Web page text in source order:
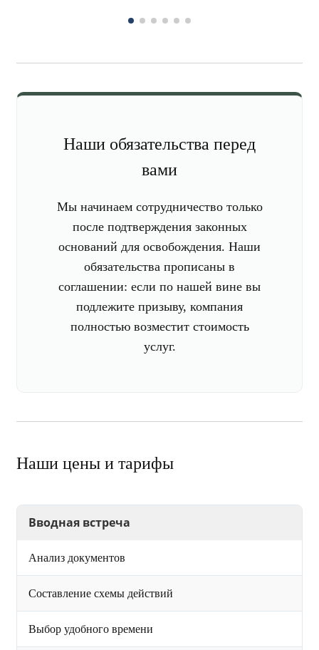
Наши обязательства перед
вами
Мы начинаем сотрудничество только
после подтверждения законных
оснований для освобождения. Наши
обязательства прописаны в
соглашении: если по нашей вине вы
подлежите призыву, компания
полностью возместит стоимость
услуг.
Наши цены и тарифы
Вводная встреча
Анализ документов
Составление схемы действий
Выбор удобного времени